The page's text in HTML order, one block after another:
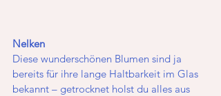
Nelken
Diese wunderschönen Blumen sind ja
bereits für ihre lange Haltbarkeit im Glas
bekannt – getrocknet holst du alles aus